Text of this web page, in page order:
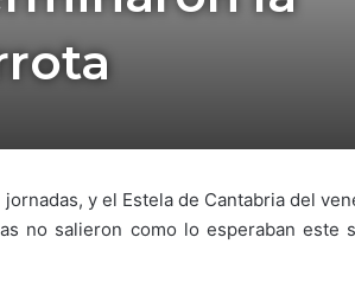
y el Estela de Cantabria del
no salieron como lo esperaban este